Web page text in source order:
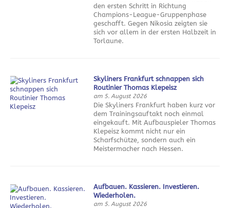
den ersten Schritt in Richtung
Champions-League-Gruppenphase
geschafft. Gegen Nikosia zeigten sie
sich vor allem in der ersten Halbzeit in
Torlaune.
Skyliners Frankfurt schnappen sich
Routinier Thomas Klepeisz
am 5. August 2026
Die Skyliners Frankfurt haben kurz vor
dem Trainingsauftakt noch einmal
eingekauft. Mit Aufbauspieler Thomas
Klepeisz kommt nicht nur ein
Scharfschütze, sondern auch ein
Meistermacher nach Hessen.
Aufbauen. Kassieren. Investieren.
Wiederholen.
am 5. August 2026